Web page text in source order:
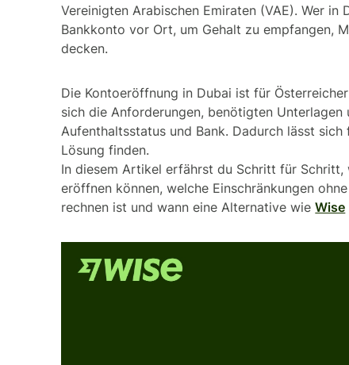
Vereinigten Arabischen Emiraten (VAE). Wer
Bankkonto vor Ort, um Gehalt zu empfangen,
decken.
Die Kontoeröffnung in Dubai ist für
sich die Anforderungen, benötigten
Aufenthaltsstatus und Bank. Dadurch lässt
Lösung finden.
In diesem Artikel erfährst du Schritt für Schritt,
eröffnen können, welche Einschränkungen
rechnen ist und wann eine Alternative wieWise